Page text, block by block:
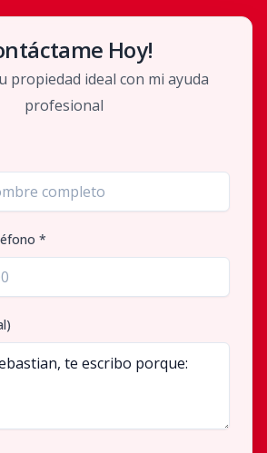
Hoy!
propiedad ideal con mi ayuda
profesional
*